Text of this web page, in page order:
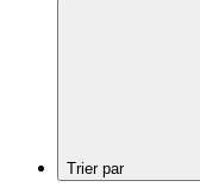
Trier par